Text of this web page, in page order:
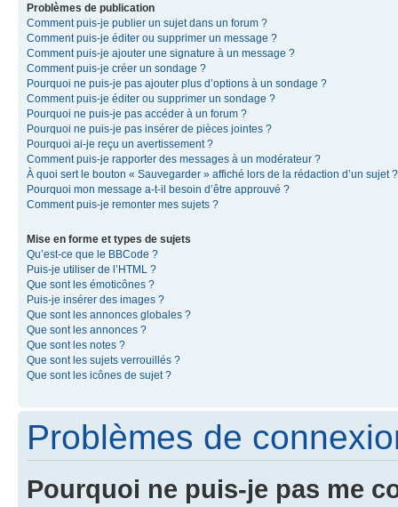
Problèmes de publication
Comment puis-je publier un sujet dans un forum ?
Comment puis-je éditer ou supprimer un message ?
Comment puis-je ajouter une signature à un message ?
Comment puis-je créer un sondage ?
Pourquoi ne puis-je pas ajouter plus d’options à un sondage ?
Comment puis-je éditer ou supprimer un sondage ?
Pourquoi ne puis-je pas accéder à un forum ?
Pourquoi ne puis-je pas insérer de pièces jointes ?
Pourquoi ai-je reçu un avertissement ?
Comment puis-je rapporter des messages à un modérateur ?
À quoi sert le bouton « Sauvegarder » affiché lors de la rédaction d’un sujet ?
Pourquoi mon message a-t-il besoin d’être approuvé ?
Comment puis-je remonter mes sujets ?
Mise en forme et types de sujets
Qu’est-ce que le BBCode ?
Puis-je utiliser de l’HTML ?
Que sont les émoticônes ?
Puis-je insérer des images ?
Que sont les annonces globales ?
Que sont les annonces ?
Que sont les notes ?
Que sont les sujets verrouillés ?
Que sont les icônes de sujet ?
Problèmes de
Pourquoi ne puis-je pas me